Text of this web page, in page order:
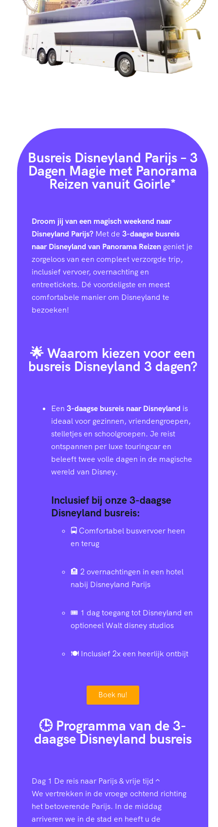
Busreis Disneyland Parijs – 3
Dagen Magie met Panorama
Reizen vanuit Goirle*
Droom jij van een magisch weekend naar
Disneyland Parijs? Met de 3-daagse busreis
naar Disneyland van Panorama Reizen geniet je
zorgeloos van een compleet verzorgde trip,
inclusief vervoer, overnachting en
entreetickets. Dé voordeligste en meest
comfortabele manier om Disneyland te
bezoeken!
🌟 Waarom kiezen voor een
busreis Disneyland 3 dagen?
Een 3-daagse busreis naar Disneyland is
ideaal voor gezinnen, vriendengroepen,
stelletjes en schoolgroepen. Je reist
ontspannen per luxe touringcar en
beleeft twee volle dagen in de magische
wereld van Disney.
Inclusief bij onze 3-daagse
Disneyland busreis:
🚍 Comfortabel busvervoer heen
en terug
🏨 2 overnachtingen in een hotel
nabij Disneyland Parijs
🎟️ 1 dag toegang tot Disneyland en
optioneel Walt disney studios
🍽️ Inclusief 2x een heerlijk ontbijt
Boek nu!
🕒 Programma van de 3-
daagse Disneyland busreis
Dag 1 De reis naar Parijs & vrije tijd
We vertrekken in de vroege ochtend richting
het betoverende Parijs. In de middag
arriveren we in de stad en heeft u de